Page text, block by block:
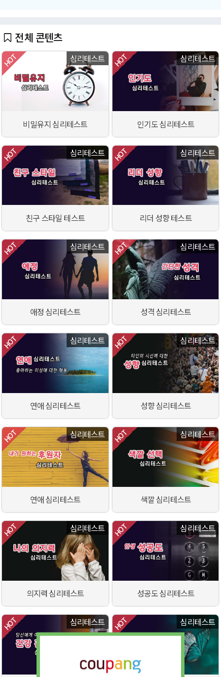
전체 콘텐츠
심리테스트
비밀유지 심리테스트
심리테스트
인기도 심리테스트
심리테스트
친구 스타일 테스트
심리테스트
리더 성향 테스트
심리테스트
애정 심리테스트
심리테스트
성격 심리테스트
심리테스트
연애 심리테스트
심리테스트
성향 심리테스트
심리테스트
연애 심리테스트
심리테스트
색깔 심리테스트
심리테스트
의지력 심리테스트
심리테스트
성공도 심리테스트
심리테스트 심리테스트